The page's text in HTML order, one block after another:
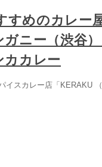
すめのカレー
ガニー（渋谷
カカレー
イスカレー店「KERAKU